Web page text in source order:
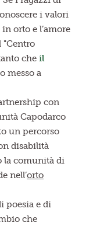
i valori
orto e l’amore
"Centro
che il
messo a
con
Capodarco
un percorso
disabilità
la comunità di
nell’orto
poesia e di
che